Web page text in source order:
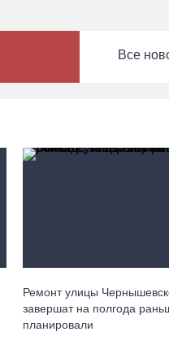
Все
Ремонт улицы
завершат на полгода
планировали